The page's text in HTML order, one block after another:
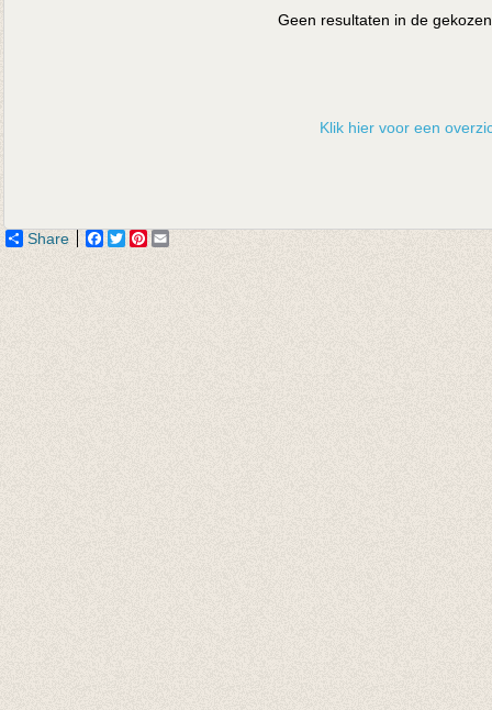
Geen resultaten in de
Klik hier voor een
Share Facebook
TwitterPinterest